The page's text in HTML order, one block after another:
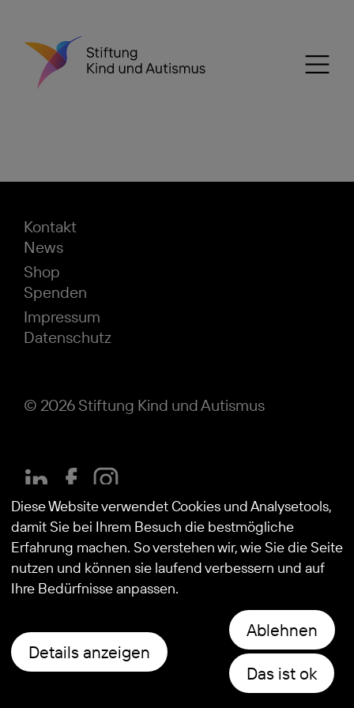
© 2026 Stiftung Kind und Autismus
Kontakt
News
Shop
Spenden
Impressum
Datenschutz
Diese Website verwendet Cookies und Analysetools,
damit Sie bei Ihrem Besuch die bestmögliche
Erfahrung machen. So verstehen wir, wie Sie die Seite
nutzen und können sie laufend verbessern und auf
Ihre Bedürfnisse anpassen.
Details anzeigen
Ablehnen
Das ist ok